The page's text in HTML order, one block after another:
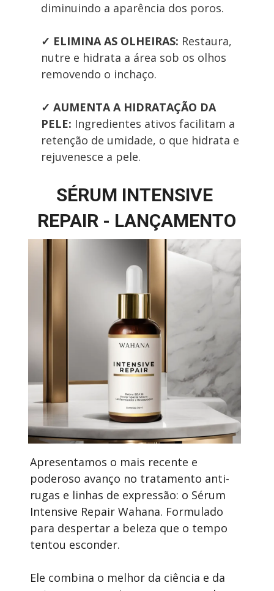
diminuindo a aparência dos poros.
✓ ELIMINA AS OLHEIRAS: Restaura,
nutre e hidrata a área sob os olhos
removendo o inchaço.
✓ AUMENTA A HIDRATAÇÃO DA
PELE: Ingredientes ativos facilitam a
retenção de umidade, o que hidrata e
rejuvenesce a pele.
SÉRUM INTENSIVE
REPAIR - LANÇAMENTO
Apresentamos o mais recente e
poderoso avanço no tratamento anti-
rugas e linhas de expressão: o Sérum
Intensive Repair Wahana. Formulado
para despertar a beleza que o tempo
tentou esconder.
Ele combina o melhor da ciência e da